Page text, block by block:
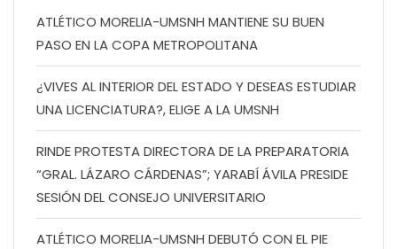
ATLÉTICO MORELIA-UMSNH MANTIENE SU BUEN
PASO EN LA COPA METROPOLITANA
¿VIVES AL INTERIOR DEL ESTADO Y DESEAS ESTUDIAR
UNA LICENCIATURA?, ELIGE A LA UMSNH
RINDE PROTESTA DIRECTORA DE LA PREPARATORIA
“GRAL. LÁZARO CÁRDENAS”; YARABÍ ÁVILA PRESIDE
SESIÓN DEL CONSEJO UNIVERSITARIO
ATLÉTICO MORELIA-UMSNH DEBUTÓ CON EL PIE